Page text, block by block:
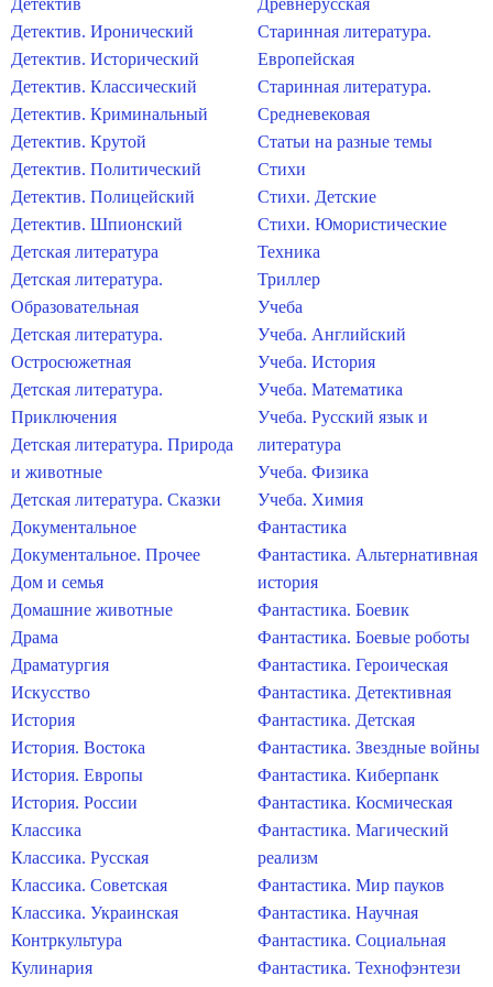
Детектив
Детектив. Иронический
Детектив. Исторический
Детектив. Классический
Детектив. Криминальный
Детектив. Крутой
Детектив. Политический
Детектив. Полицейский
Детектив. Шпионский
Детская литература
Детская литература.
Образовательная
Детская литература.
Остросюжетная
Детская литература.
Приключения
Детская литература. Природа
и животные
Детская литература. Сказки
Документальное
Документальное. Прочее
Дом и семья
Домашние животные
Драма
Драматургия
Искусство
История
История. Востока
История. Европы
История. России
Классика
Классика. Русская
Классика. Советская
Классика. Украинская
Контркультура
Кулинария
Древнерусская
Старинная литература.
Европейская
Старинная литература.
Средневековая
Статьи на разные темы
Стихи
Стихи. Детские
Стихи. Юмористические
Техника
Триллер
Учеба
Учеба. Английский
Учеба. История
Учеба. Математика
Учеба. Русский язык и
литература
Учеба. Физика
Учеба. Химия
Фантастика
Фантастика. Альтернативная
история
Фантастика. Боевик
Фантастика. Боевые роботы
Фантастика. Героическая
Фантастика. Детективная
Фантастика. Детская
Фантастика. Звездные войны
Фантастика. Киберпанк
Фантастика. Космическая
Фантастика. Магический
реализм
Фантастика. Мир пауков
Фантастика. Научная
Фантастика. Социальная
Фантастика. Технофэнтези